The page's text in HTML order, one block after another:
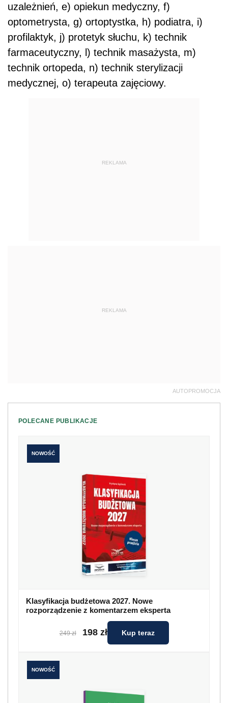
uzależnień, e) opiekun medyczny, f)
optometrysta, g) ortoptystka, h) podiatra, i)
profilaktyk, j) protetyk słuchu, k) technik
farmaceutyczny, l) technik masażysta, m)
technik ortopeda, n) technik sterylizacji
medycznej, o) terapeuta zajęciowy.
REKLAMA
REKLAMA
AUTOPROMOCJA
POLECANE PUBLIKACJE
NOWOŚĆ
Klasyfikacja budżetowa 2027. Nowe
rozporządzenie z komentarzem eksperta
249 zł 198 zł Kup teraz
NOWOŚĆ